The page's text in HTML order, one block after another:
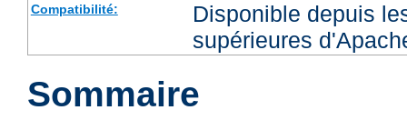
Compatibilité:
Disponible depuis
supérieures
Sommaire